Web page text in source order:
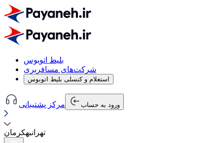
بلیط اتوبوس
شرکت‌های مسافربری
استعلام و کنسلی بلیط اتوبوس
مرکز پشتیبانی ورود به حساب
تهرانبهکرمان